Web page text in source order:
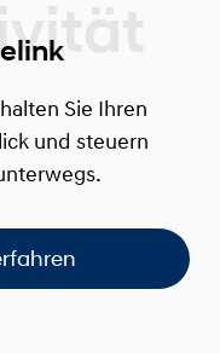
Sie Ihren
und steuern